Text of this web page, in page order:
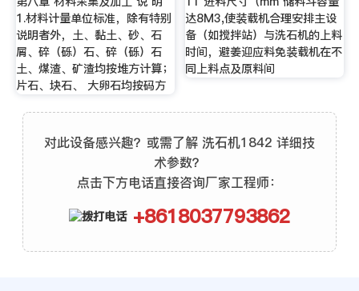
1.材料计量单位标准，除有特别
说明者外，土、黏土、砂、石
屑、碎（砾）石、碎（砾）石
土、煤渣、矿渣均按堆方计算；
片石、块石、 大卵石均按码方
达8M3,使装载机合理安排主设
备（如搅拌站）与洗石机的上料
时间，避姜迎应料免装载机在不
同上料点及原料间
对此设备感兴趣？或需了解 洗石机1842 详细技
术参数？
点击下方电话直接咨询厂家工程师：
+8618037793862